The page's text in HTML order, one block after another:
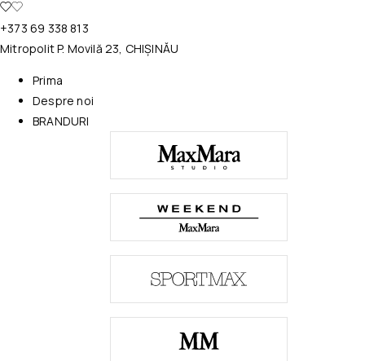
+373 69 338 813
Mitropolit P. Movilă 23, CHIȘINĂU
Prima
Despre noi
BRANDURI